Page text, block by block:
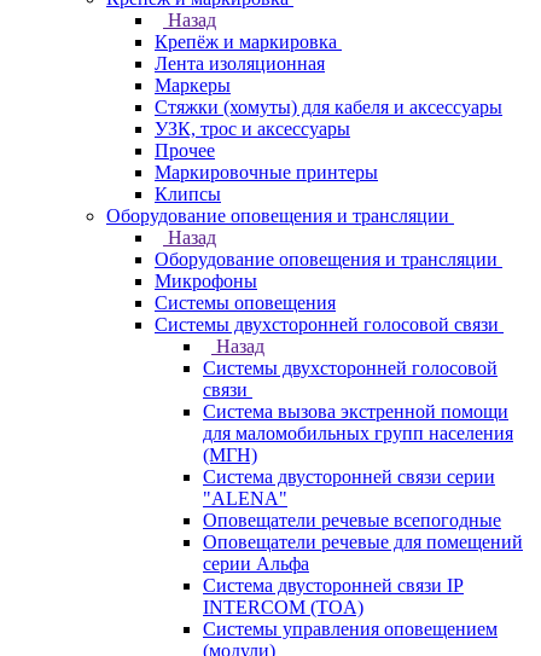
Назад
Крепёж и маркировка
Лента изоляционная
Маркеры
Стяжки (хомуты) для кабеля и аксессуары
УЗК, трос и аксессуары
Прочее
Маркировочные принтеры
Клипсы
Оборудование оповещения и трансляции
Назад
Оборудование оповещения и трансляции
Микрофоны
Системы оповещения
Системы двухсторонней голосовой связи
Назад
Системы двухсторонней голосовой
связи
Система вызова экстренной помощи
для маломобильных групп населения
(МГН)
Система двусторонней связи серии
"ALENA"
Оповещатели речевые всепогодные
Оповещатели речевые для помещений
серии Альфа
Система двусторонней связи IP
INTERCOM (TOA)
Системы управления оповещением
(модули)